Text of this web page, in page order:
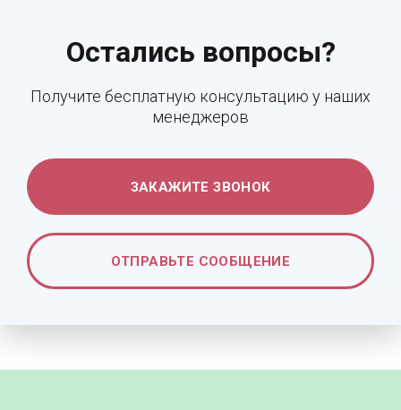
Остались вопросы?
Получите бесплатную консультацию у наших
менеджеров
ЗАКАЖИТЕ ЗВОНОК
ОТПРАВЬТЕ СООБЩЕНИЕ